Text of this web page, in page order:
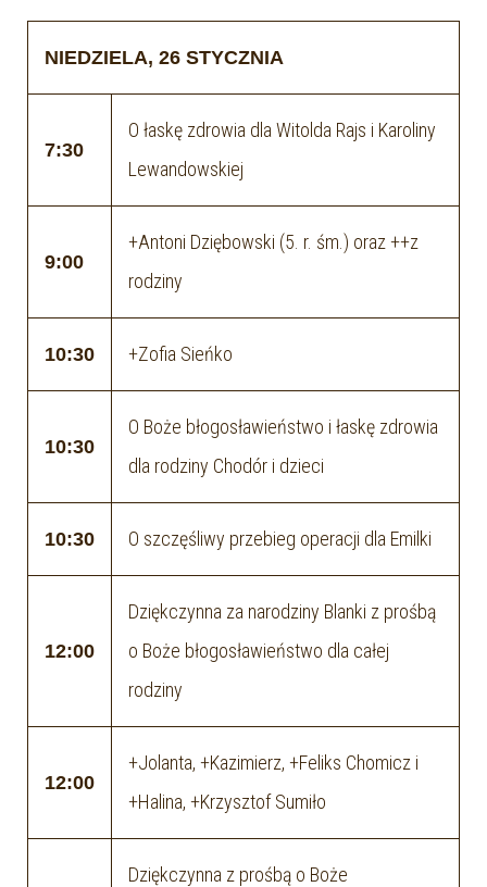
NIEDZIELA, 26 STYCZNIA
7:30
O łaskę zdrowia dla Witolda Rajs i Karoliny
Lewandowskiej
9:00
+Antoni Dziębowski (5. r. śm.) oraz ++z
rodziny
10:30 +Zofia Sieńko
10:30
O Boże błogosławieństwo i łaskę zdrowia
dla rodziny Chodór i dzieci
10:30 O szczęśliwy przebieg operacji dla Emilki
12:00
Dziękczynna za narodziny Blanki z prośbą
o Boże błogosławieństwo dla całej
rodziny
12:00
+Jolanta, +Kazimierz, +Feliks Chomicz i
+Halina, +Krzysztof Sumiło
Dziękczynna z prośbą o Boże